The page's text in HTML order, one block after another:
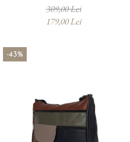
309,00 Lei
179,00 Lei
-43%